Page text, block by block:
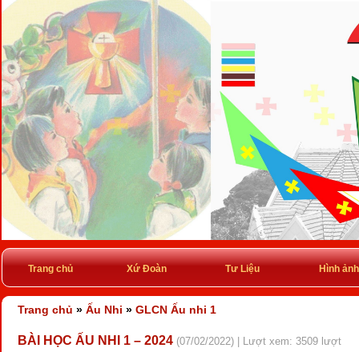
Trang chủ Xứ Đoàn Tư Liệu Hình ảnh
Trang chủ » Ấu Nhi » GLCN Ấu nhi 1
BÀI HỌC ẤU NHI 1 – 2024 (07/02/2022) | Lượt xem: 3509 lượt